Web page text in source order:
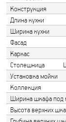
Конструкция
Длина кухни
Ширина кухни
Фасад
Каркас
Столешница
Установка мойки
Коллекция
Ширина шкафа под
Высота верхних